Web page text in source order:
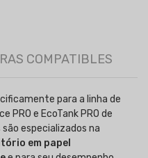
COMPATIBLES
para a linha de
PRO e EcoTank PRO de
especializados na
em papel